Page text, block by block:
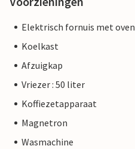
Elektrisch fornuis met oven
Koelkast
Afzuigkap
Vriezer : 50 liter
Koffiezetapparaat
Magnetron
Wasmachine